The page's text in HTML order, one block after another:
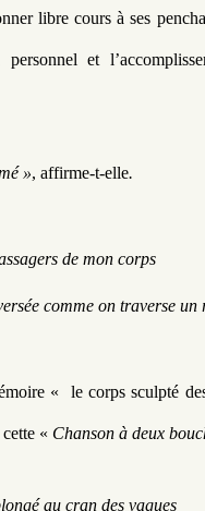
libre cours à ses
et
», affirme-t-elle.
de mon corps
comme on traverse un
«  le corps sculpté
« Chanson à deux
au cran des vagues